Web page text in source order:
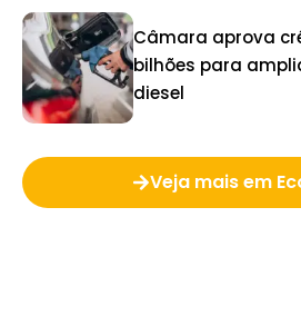
Câmara aprova
bilhões para
diesel
Veja mais em